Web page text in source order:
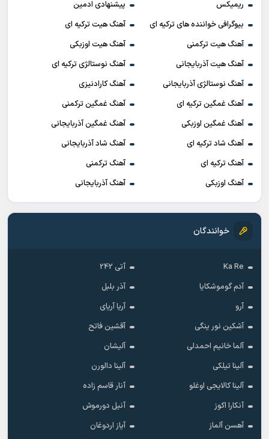
ریمیکس
پیشنهادی ادمین
بیوگرافی خواننده های ترکیه ای
آهنگ هیت ترکیه ای
آهنگ هیت ترکمنی
آهنگ هیت اوزبکی
آهنگ هیت آذربایجانی
آهنگ نوستالژی ترکیه ای
آهنگ نوستالژی آذربایجانی
آهنگ کارادنیزی
آهنگ غمگین ترکیه ای
آهنگ غمگین ترکمنی
آهنگ غمگین اوزبکی
آهنگ غمگین آذربایجانی
آهنگ شاد ترکیه ای
آهنگ شاد آذربایجانی
آهنگ ترکیه ای
آهنگ ترکمنی
آهنگ اوزبکی
آهنگ آذربایجانی
خوانندگان
Ka Re
آتی 242
آدم گوموشکایا
آذر بلبل
آرو
آریا آریای
آشکین نور ینگی
آقشین فاتح
آلما خانیم احمدلی
آلیشان
آلینا تیلکی
آلینا دالورن
آلینا کالایجی اوغلو
آنار قاسم زاده
آنکارا اکوز
آنیل دورموش
آهسن آلماز
آیاز اردوغان